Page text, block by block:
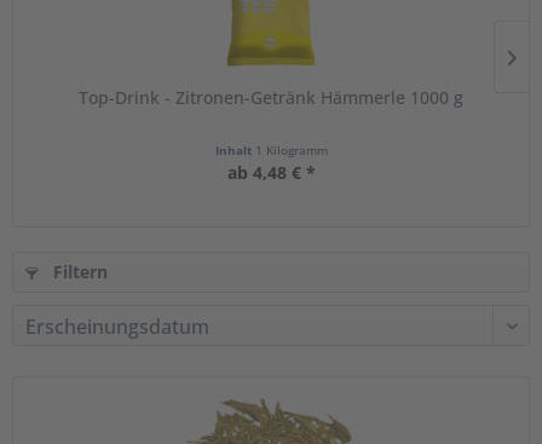
Top-Drink - Zitronen-Getränk Hämmerle 1000 g
Inhalt 1 Kilogramm
ab 4,48 € *
Filtern